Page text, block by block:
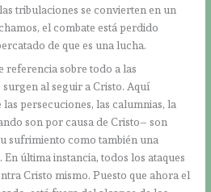
tribulaciones se convierten en un
el combate está perdido
de que es una lucha.
referencia sobre todo a las
al seguir a Cristo. Aquí
persecuciones, las calumnias, la
son por causa de Cristo– son
sufrimiento como también una
última instancia, todos los ataques
Cristo mismo. Puesto que ahora el